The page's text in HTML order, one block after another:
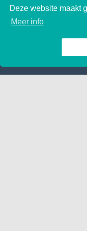
Deze website maakt
Meer info